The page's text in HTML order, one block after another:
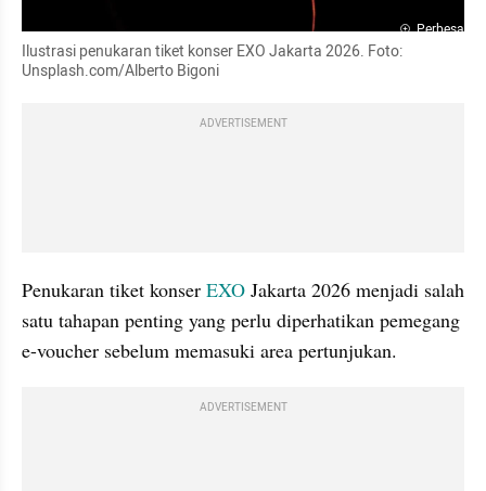
Perbesar
Ilustrasi penukaran tiket konser EXO Jakarta 2026. Foto:
Unsplash.com/Alberto Bigoni
ADVERTISEMENT
Penukaran tiket konser EXO Jakarta 2026 menjadi salah
satu tahapan penting yang perlu diperhatikan pemegang
e-voucher sebelum memasuki area pertunjukan.
ADVERTISEMENT